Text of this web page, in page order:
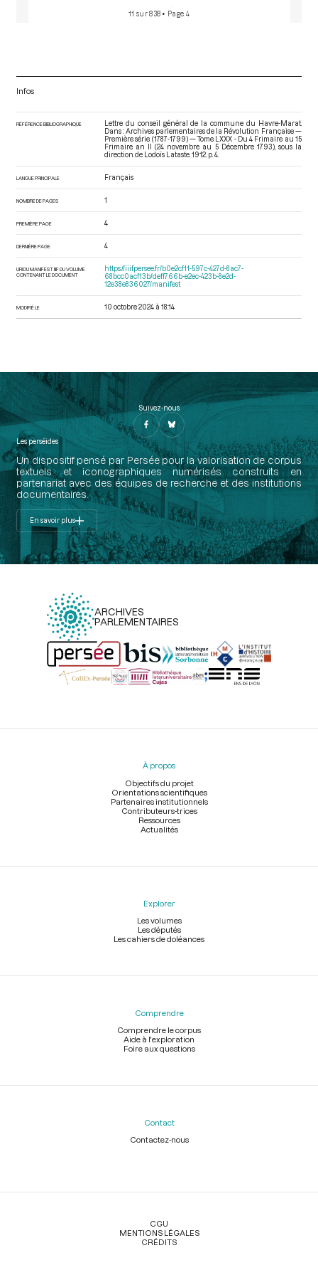
11 sur 838 • Page 4
Infos
RÉFÉRENCE BIBLIOGRAPHIQUE
Lettre du conseil général de la commune du Havre-Marat.
Dans : Archives parlementaires de la Révolution Française —
Première série (1787-1799) — Tome LXXX - Du 4 Frimaire au 15
Frimaire an II (24 novembre au 5 Décembre 1793), sous la
direction de Lodoïs Lataste. 1912. p. 4.
LANGUE PRINCIPALE Français
NOMBRE DE PAGES 1
PREMIÈRE PAGE 4
DERNIÈRE PAGE 4
URI DU MANIFEST IIIF DU VOLUME
CONTENANT LE DOCUMENT
https://iiif.persee.fr/b0e2cf11-597c-427d-8ac7-
68bcc0acf13b/deff766b-e2ec-423b-8e2d-
12e38e836027/manifest
MODIFIÉ LE 10 octobre 2024 à 18:14
Suivez-nous
Les perséides
Un dispositif pensé par Persée pour la valorisation de corpus
textuels et iconographiques numérisés construits en
partenariat avec des équipes de recherche et des institutions
documentaires.
En savoir plus
ARCHIVES
PARLEMENTAIRES
Menu
À propos
Objectifs du projet
Orientations scientifiques
Partenaires institutionnels
Contributeurs-trices
Ressources
Actualités
Explorer
Les volumes
Les députés
Les cahiers de doléances
Comprendre
Comprendre le corpus
Aide à l'exploration
Foire aux questions
Contact
Contactez-nous
Légal
CGU
MENTIONS LÉGALES
CRÉDITS